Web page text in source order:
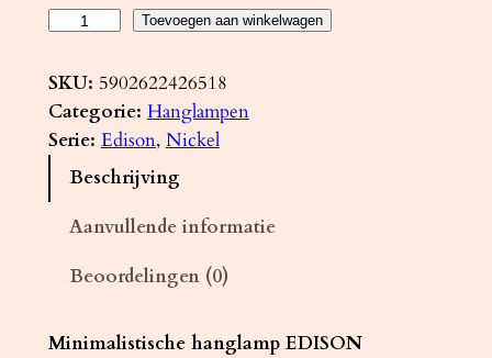
n
g
l
S
Toevoegen aan winkelwagen
SKU: 5902622426518
Categorie: Hanglampen
Serie: Edison, Nickel
Beschrijving
Aanvullende informatie
Beoordelingen (0)
Minimalistische hanglamp EDISON